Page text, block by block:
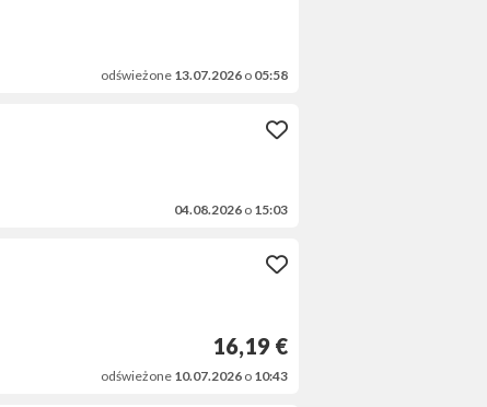
odświeżone 13.07.2026 o 05:58
04.08.2026 o 15:03
16,19 €
odświeżone 10.07.2026 o 10:43